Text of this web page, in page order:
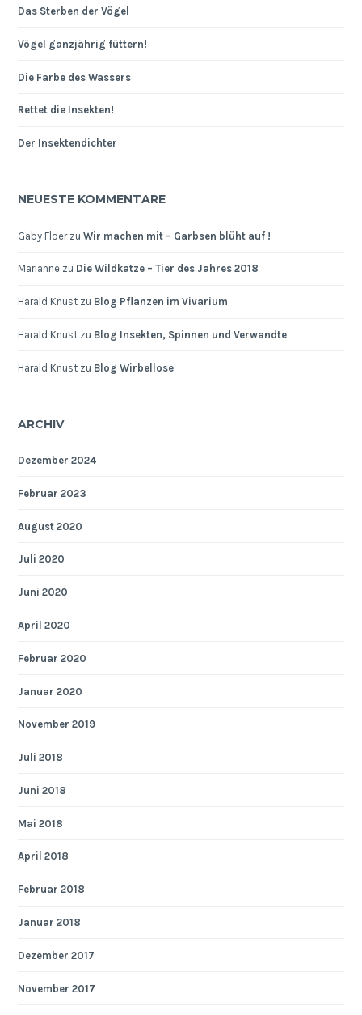
Das Sterben der Vögel
Vögel ganzjährig füttern!
Die Farbe des Wassers
Rettet die Insekten!
Der Insektendichter
NEUESTE KOMMENTARE
Gaby FloerzuWir machen mit – Garbsen blüht auf !
Marianne zu Die Wildkatze – Tier des Jahres 2018
Harald Knust zu Blog Pflanzen im Vivarium
Harald Knust zu Blog Insekten, Spinnen und Verwandte
Harald Knust zu Blog Wirbellose
ARCHIV
Dezember 2024
Februar 2023
August 2020
Juli 2020
Juni 2020
April 2020
Februar 2020
Januar 2020
November 2019
Juli 2018
Juni 2018
Mai 2018
April 2018
Februar 2018
Januar 2018
Dezember 2017
November 2017